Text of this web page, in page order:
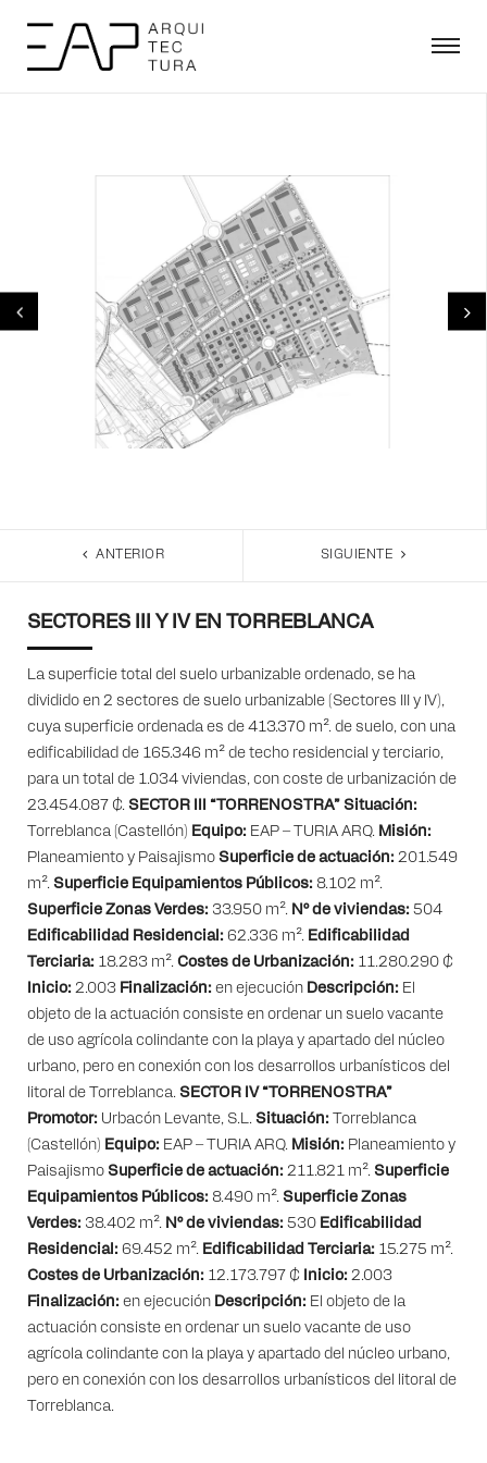
ANTERIOR SIGUIENTE
SECTORES III Y IV EN TORREBLANCA
La superficie total del suelo urbanizable ordenado, se ha
dividido en 2 sectores de suelo urbanizable (Sectores III y IV),
cuya superficie ordenada es de 413.370 m². de suelo, con una
edificabilidad de 165.346 m² de techo residencial y terciario,
para un total de 1.034 viviendas, con coste de urbanización de
23.454.087 €. SECTOR III “TORRENOSTRA” Situación:
Torreblanca (Castellón) Equipo: EAP – TURIA ARQ. Misión:
Planeamiento y Paisajismo Superficie de actuación: 201.549
m². Superficie Equipamientos Públicos: 8.102 m².
Superficie Zonas Verdes: 33.950 m². Nº de viviendas: 504
Edificabilidad Residencial: 62.336 m². Edificabilidad
Terciaria: 18.283 m². Costes de Urbanización: 11.280.290 €
Inicio: 2.003 Finalización: en ejecución Descripción: El
objeto de la actuación consiste en ordenar un suelo vacante
de uso agrícola colindante con la playa y apartado del núcleo
urbano, pero en conexión con los desarrollos urbanísticos del
litoral de Torreblanca. SECTOR IV “TORRENOSTRA”
Promotor: Urbacón Levante, S.L. Situación: Torreblanca
(Castellón) Equipo: EAP – TURIA ARQ. Misión: Planeamiento y
Paisajismo Superficie de actuación: 211.821 m². Superficie
Equipamientos Públicos: 8.490 m². Superficie Zonas
Verdes: 38.402 m². Nº de viviendas: 530 Edificabilidad
Residencial: 69.452 m². Edificabilidad Terciaria: 15.275 m².
Costes de Urbanización: 12.173.797 € Inicio: 2.003
Finalización: en ejecución Descripción: El objeto de la
actuación consiste en ordenar un suelo vacante de uso
agrícola colindante con la playa y apartado del núcleo urbano,
pero en conexión con los desarrollos urbanísticos del litoral de
Torreblanca.